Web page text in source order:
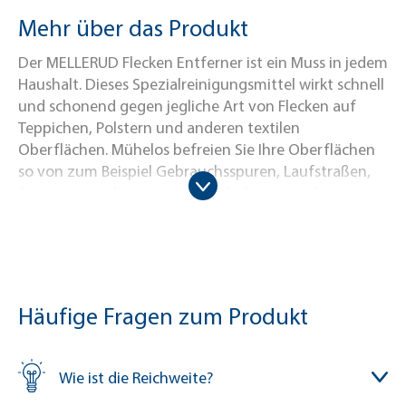
Mehr über das Produkt
Der MELLERUD Flecken Entferner ist ein Muss in jedem
Haushalt. Dieses Spezialreinigungsmittel wirkt schnell
und schonend gegen jegliche Art von Flecken auf
Teppichen, Polstern und anderen textilen
Oberflächen. Mühelos befreien Sie Ihre Oberflächen
so von zum Beispiel Gebrauchsspuren, Laufstraßen,
fettigen Verschmutzungen, Schuhcreme oder
wirkt der Flecken Entferner auf Basis von natürlichen
Flecken Entferner einfach mit der Sprühflasche auf
die verschmutzten Stellen auf und lassen das
Häufige Fragen zum Produkt
Wie ist die Reichweite?